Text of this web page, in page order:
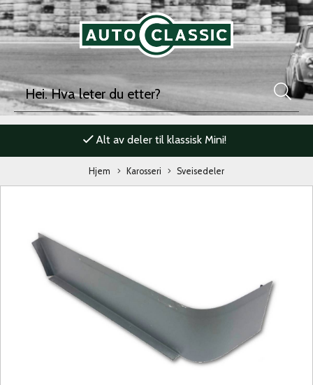
Alt av deler til klassisk Mini!
Hjem Karosseri Sveisedeler